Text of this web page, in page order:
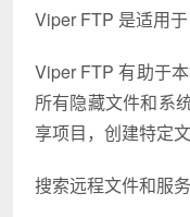
Viper FTP 是适用
Viper FTP 有助于
所有隐藏文件和系
享项目，创建特定
搜索远程文件和服